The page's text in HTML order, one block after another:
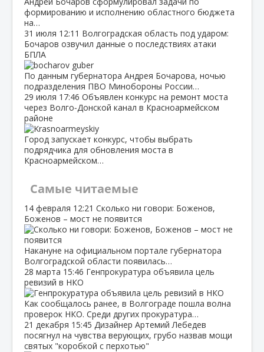
формированию и исполнению областного бюджета
на…
31 июля 12:11 Волгоградская область под ударом:
Бочаров озвучил данные о последствиях атаки
БПЛА
По данным губернатора Андрея Бочарова, ночью
подразделения ПВО Минобороны России…
29 июля 17:46 Объявлен конкурс на ремонт моста
через Волго‑Донской канал в Красноармейском
районе
Город запускает конкурс, чтобы выбрать
подрядчика для обновления моста в
Красноармейском…
Самые читаемые
14 февраля 12:21 Сколько ни говори: Боженов,
Боженов – мост не появится
Накануне на официальном портале губернатора
Волгоградской области появилась…
28 марта 15:46 Генпрокуратура объявила цель
ревизий в НКО
Как сообщалось ранее, в Волгограде пошла волна
проверок НКО. Среди других прокуратура…
21 декабря 15:45 Дизайнер Артемий Лебедев
посягнул на чувства верующих, грубо назвав мощи
святых "коробкой с перхотью"